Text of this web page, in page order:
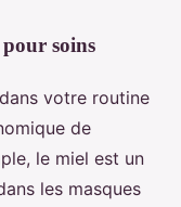
soins
dans votre routine
de
le miel est un
les masques